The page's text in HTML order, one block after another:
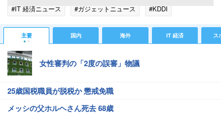
#IT 経済ニュース #ガジェットニュース #KDDI
主要 国内 海外 IT 経済 ス
女性審判の「2度の誤審」物議
25歳国税職員が脱税か 懲戒免職
メッシの父ホルヘさん死去 68歳